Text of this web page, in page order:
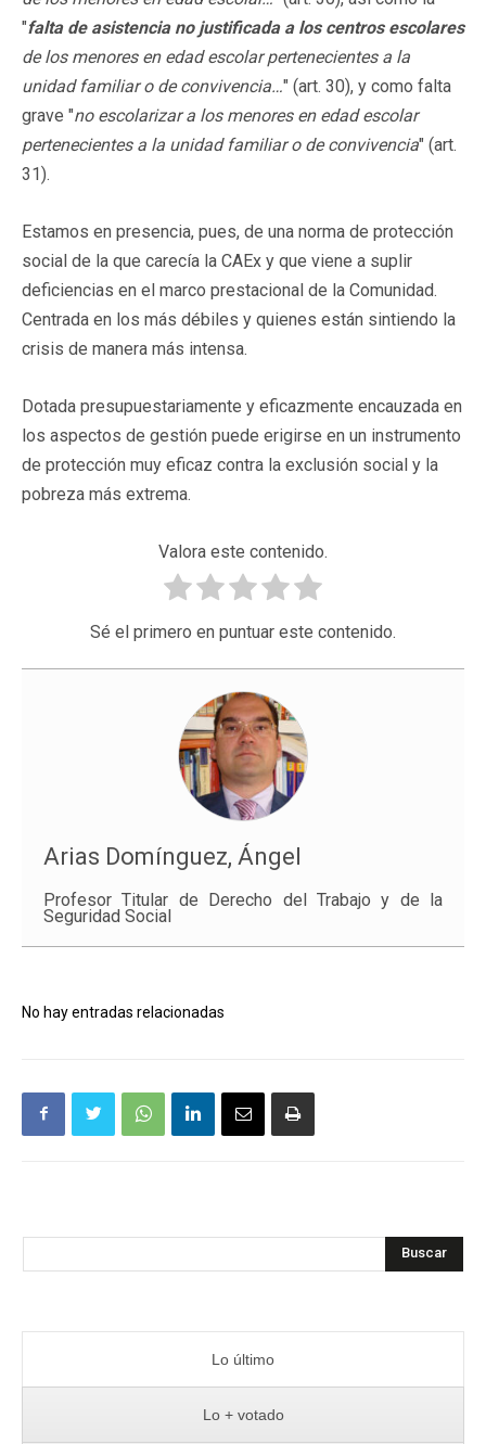
"falta de asistencia no justificada a los centros escolares
de los menores en edad escolar pertenecientes a la
unidad familiar o de convivencia…" (art. 30), y como falta
grave "no escolarizar a los menores en edad escolar
pertenecientes a la unidad familiar o de convivencia" (art.
31).
Estamos en presencia, pues, de una norma de protección
social de la que carecía la CAEx y que viene a suplir
deficiencias en el marco prestacional de la Comunidad.
Centrada en los más débiles y quienes están sintiendo la
crisis de manera más intensa.
Dotada presupuestariamente y eficazmente encauzada en
los aspectos de gestión puede erigirse en un instrumento
de protección muy eficaz contra la exclusión social y la
pobreza más extrema.
Valora este contenido.
Sé el primero en puntuar este contenido.
Arias Domínguez, Ángel
Profesor Titular de Derecho del Trabajo y de la
Seguridad Social
No hay entradas relacionadas
Buscar
Lo último
Lo + votado